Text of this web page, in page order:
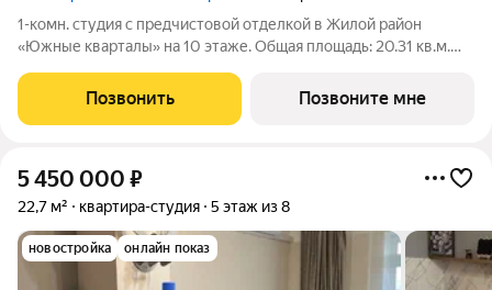
1-комн. студия с предчистовой отделкой в Жилой район
«Южные кварталы» на 10 этаже. Общая площадь: 20.31 кв.м.
Особенности планировки: окна в пол, предчистовая отделка.
№ квартиры в нашей базе:
Позвонить Позвоните мне
5 450 000 ₽
22,7 м² квартира-студия 5 этаж из 8
новостройка онлайн показ